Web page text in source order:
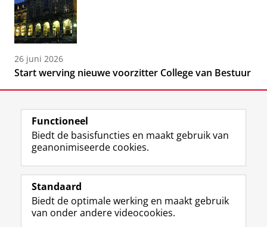
26 juni 2026
Start werving nieuwe voorzitter College van Bestuur
Volg de RUG
F
a
e
b
L
i
k
e
R
S
-
f
I
n
t
Y
o
T
Studiekiezers
Functioneel
Biedt de basisfuncties en maakt gebruik van
geanonimiseerde cookies.
Standaard
Biedt de optimale werking en maakt gebruik
van onder andere videocookies.